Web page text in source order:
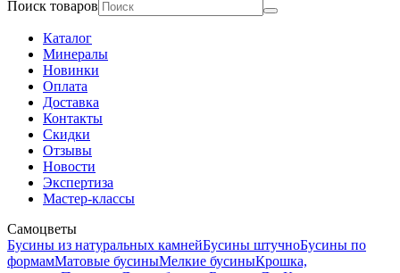
Поиск товаров
Каталог
Минералы
Новинки
Оплата
Доставка
Контакты
Скидки
Отзывы
Новости
Экспертиза
Мастер-классы
Самоцветы
Бусины из натуральных камнейБусины штучноБусины по
формамМатовые бусиныМелкие бусиныКрошка,